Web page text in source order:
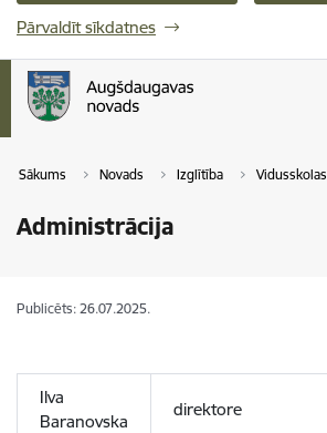
Pārvaldīt sīkdatnes
Sākums Novads Izglītība Vidusskolas
Administrācija
Publicēts: 26.07.2025.
Ilva
Baranovska
direktore